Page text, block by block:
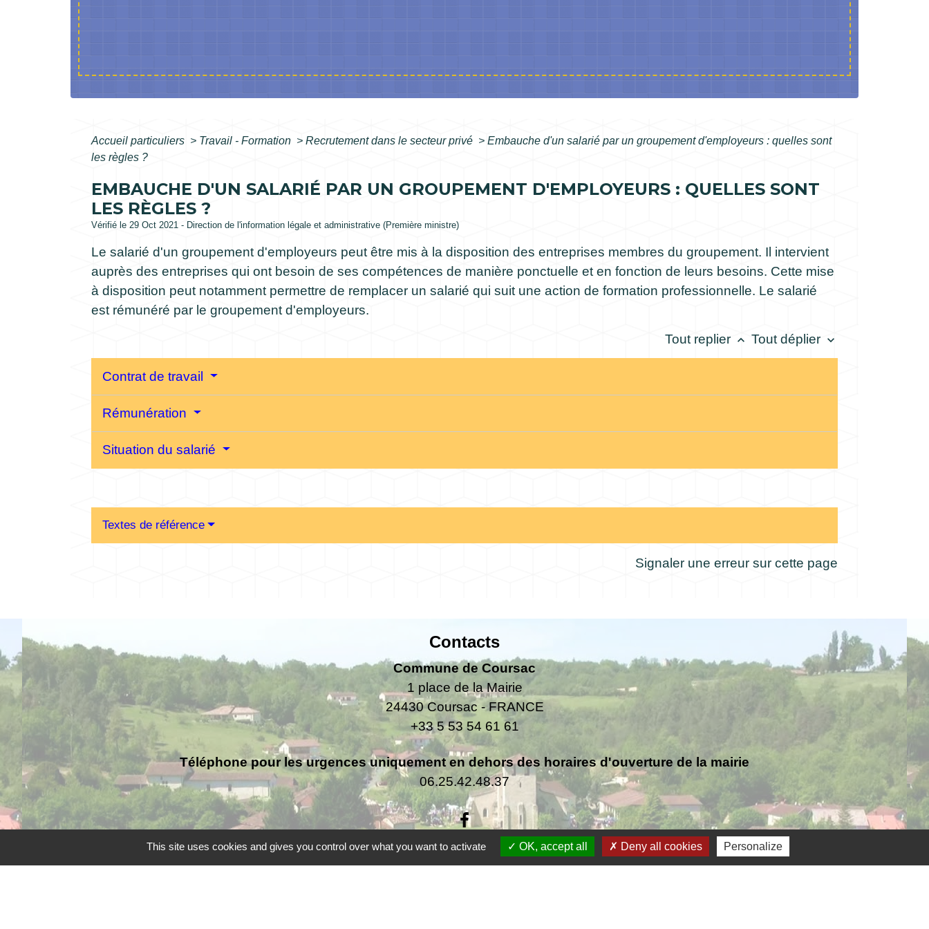
Accueil particuliers > Travail - Formation > Recrutement dans le secteur privé > Embauche d'un salarié par un groupement d'employeurs : quelles sont
les règles ?
EMBAUCHE D'UN SALARIÉ PAR UN GROUPEMENT D'EMPLOYEURS : QUELLES SONT
LES RÈGLES ?
Vérifié le 29 Oct 2021 - Direction de l'information légale et administrative (Première ministre)
Le salarié d'un groupement d'employeurs peut être mis à la disposition des entreprises membres du groupement. Il intervient
auprès des entreprises qui ont besoin de ses compétences de manière ponctuelle et en fonction de leurs besoins. Cette mise
à disposition peut notamment permettre de remplacer un salarié qui suit une action de formation professionnelle. Le salarié
est rémunéré par le groupement d'employeurs.
Tout replier keyboard_arrow_up Tout déplier keyboard_arrow_down
Contrat de travail
Rémunération
Situation du salarié
Textes de référence
Signaler une erreur sur cette page
Contacts
Commune de Coursac
1 place de la Mairie
24430 Coursac - FRANCE
+33 5 53 54 61 61
Téléphone pour les urgences uniquement en dehors des horaires d'ouverture de la mairie
06.25.42.48.37
This site uses cookies and gives you control over what you want to activate OK, accept all Deny all cookies Personalize